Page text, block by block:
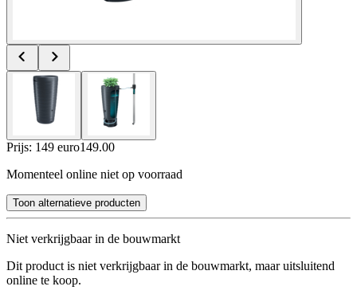
Prijs: 149 euro149.00
Momenteel online niet op voorraad
Toon alternatieve producten
Niet verkrijgbaar in de bouwmarkt
Dit product is niet verkrijgbaar in de bouwmarkt, maar uitsluitend
online te koop.